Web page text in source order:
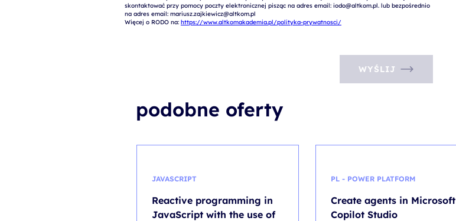
skontaktować przy pomocy poczty elektronicznej pisząc na adres email: iodo@altkom.pl. lub bezpośrednio
na adres email: mariusz.zajkiewicz@altkom.pl
Więcej o RODO na: https://www.altkomakademia.pl/polityka-prywatnosci/
WYŚLIJ
podobne oferty
JAVASCRIPT
Reactive programming in
JavaScript with the use of
PL - POWER PLATFORM
Create agents in Microsoft
Copilot Studio